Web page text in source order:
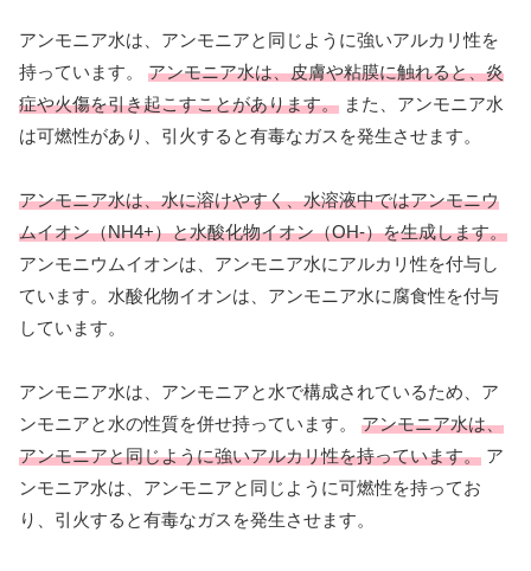
アンモニア水は、アンモニアと同じように強いアルカリ性を
持っています。 アンモニア水は、皮膚や粘膜に触れると、炎
症や火傷を引き起こすことがあります。 また、アンモニア水
は可燃性があり、引火すると有毒なガスを発生させます。
アンモニア水は、水に溶けやすく、水溶液中ではアンモニウ
ムイオン（NH4+）と水酸化物イオン（OH-）を生成します。
アンモニウムイオンは、アンモニア水にアルカリ性を付与し
ています。水酸化物イオンは、アンモニア水に腐食性を付与
しています。
アンモニア水は、アンモニアと水で構成されているため、ア
ンモニアと水の性質を併せ持っています。 アンモニア水は、
アンモニアと同じように強いアルカリ性を持っています。 ア
ンモニア水は、アンモニアと同じように可燃性を持ってお
り、引火すると有毒なガスを発生させます。